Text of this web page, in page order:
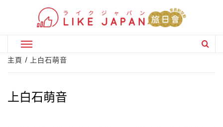
Primary
Menu
主頁 上白石萌音
上白石萌音